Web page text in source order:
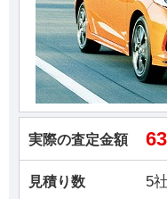
実際の査定金額
見積り数 5社